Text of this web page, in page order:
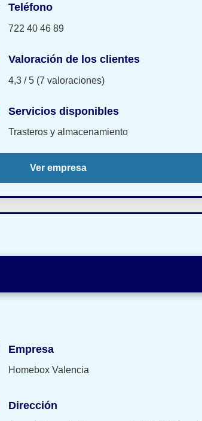
Teléfono
722 40 46 89
Valoración de los clientes
4,3 / 5 (7 valoraciones)
Servicios disponibles
Trasteros y almacenamiento
Ver empresa
Empresa
Homebox Valencia
Dirección